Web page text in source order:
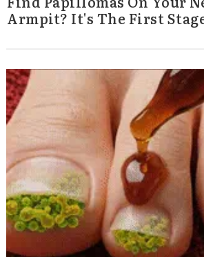
Armpit? It's The First